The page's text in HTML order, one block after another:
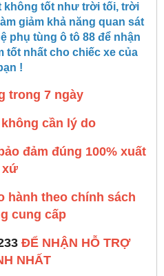
không tốt như trời tối, trời
giảm khả năng quan sát
phụ tùng ô tô 88 để nhận
nhất cho chiếc xe của
!
trong 7 ngày
cần lý do
đảm đúng 100% xuất
xứ
hành theo chính sách
cung cấp
ĐỂ NHẬN HỖ TRỢ
NHẤT